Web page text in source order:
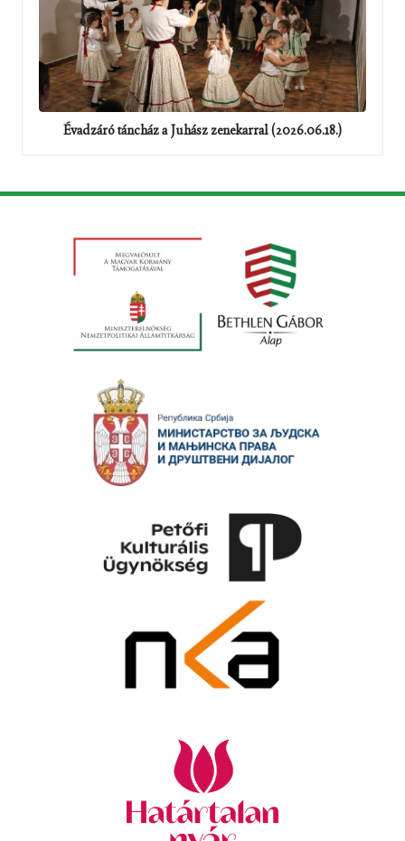
Évadzáró táncház a Juhász zenekarral (2026.06.18.)